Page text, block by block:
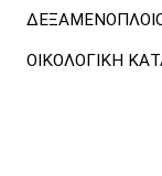
ΟΙΚΟΛΟΓΙΚΗ